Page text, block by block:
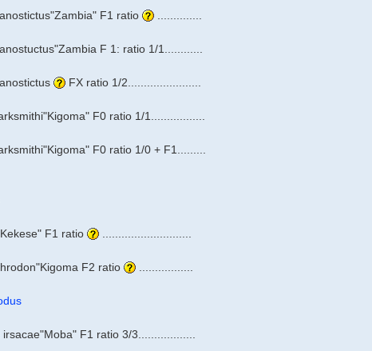
F1 ratio
F 1: ratio 1/1............
FX ratio 1/2.......................
F0 ratio 1/1.................
F0 ratio 1/0 + F1.........
F1 ratio
F2 ratio
F1 ratio 3/3..................